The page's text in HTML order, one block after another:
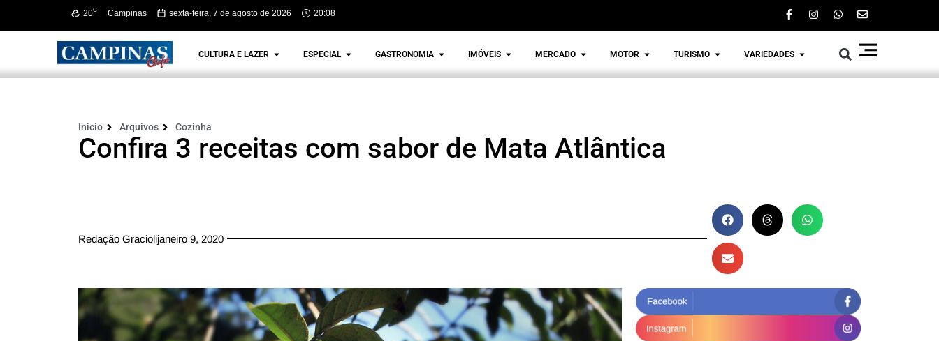
20C Campinas sexta-feira, 7 de agosto de 2026 20:08
CULTURA E LAZER ESPECIAL GASTRONOMIA IMÓVEIS MERCADO MOTOR TURISMO VARIEDADES
Inicio Arquivos Cozinha
Confira 3 receitas com sabor de Mata Atlântica
Redação Graciolijaneiro 9, 2020